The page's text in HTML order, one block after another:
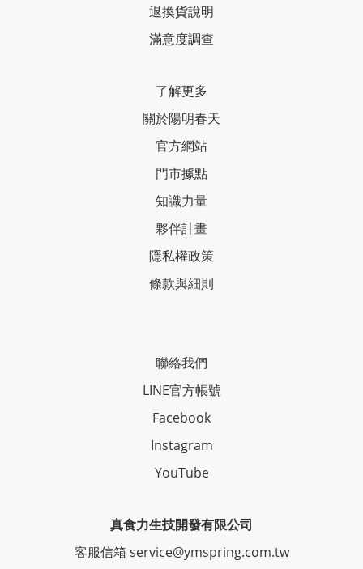
退換貨說明
滿意度調查
了解更多
關於陽明春天
官方網站
門市據點
知識力量
夥伴計畫
隱私權政策
條款與細則
聯絡我們
LINE官方帳號
Facebook
Instagram
YouTube
真食力生技開發有限公司
客服信箱 service@ymspring.com.tw